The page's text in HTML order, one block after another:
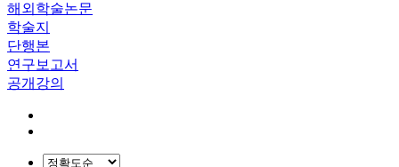
해외학술논문
학술지
단행본
연구보고서
공개강의